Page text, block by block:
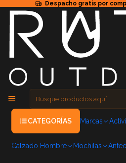
Despacho gratis por
CATEGORÍAS Marcas
Calzado Hombre Mochilas